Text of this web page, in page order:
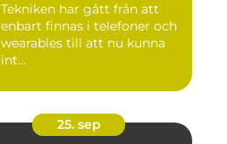
Tekniken har gått från att
enbart finnas i telefoner och
wearables till att nu kunna
int...
25. sep